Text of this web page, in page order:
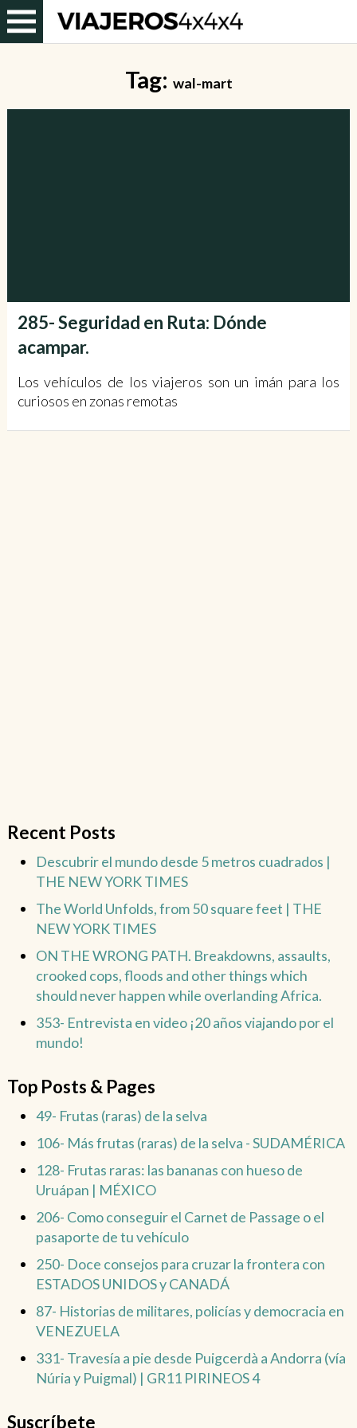
Tag: wal-mart
285- Seguridad en Ruta: Dónde
acampar.
Los vehículos de los viajeros son un imán para los
curiosos en zonas remotas
Recent Posts
Descubrir el mundo desde 5 metros cuadrados |
THE NEW YORK TIMES
The World Unfolds, from 50 square feet | THE
NEW YORK TIMES
ON THE WRONG PATH. Breakdowns, assaults,
crooked cops, floods and other things which
should never happen while overlanding Africa.
353- Entrevista en video ¡20 años viajando por el
mundo!
Top Posts & Pages
49- Frutas (raras) de la selva
106- Más frutas (raras) de la selva - SUDAMÉRICA
128- Frutas raras: las bananas con hueso de
Uruápan | MÉXICO
206- Como conseguir el Carnet de Passage o el
pasaporte de tu vehículo
250- Doce consejos para cruzar la frontera con
ESTADOS UNIDOS y CANADÁ
87- Historias de militares, policías y democracia en
VENEZUELA
331- Travesía a pie desde Puigcerdà a Andorra (vía
Núria y Puigmal) | GR11 PIRINEOS 4
Suscríbete